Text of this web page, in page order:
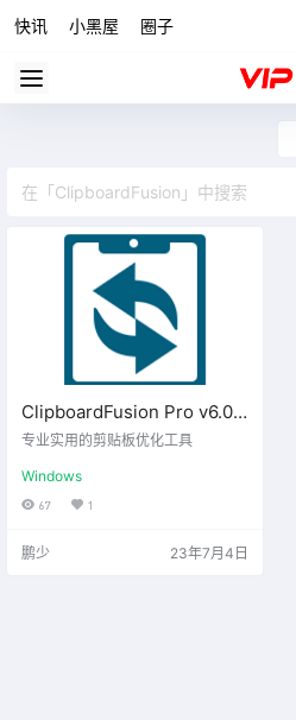
快讯 小黑屋 圈子
ClipboardFusion Pro v6.0
便携版
专业实用的剪贴板优化工具
Windows
67 1
鹏少 23年7月4日